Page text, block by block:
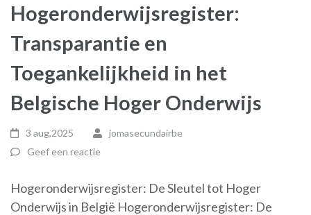
Hogeronderwijsregister:
Transparantie en
Toegankelijkheid in het
Belgische Hoger Onderwijs
3 aug,2025
jomasecundairbe
Geef een reactie
Hogeronderwijsregister: De Sleutel tot Hoger
Onderwijs in België Hogeronderwijsregister: De